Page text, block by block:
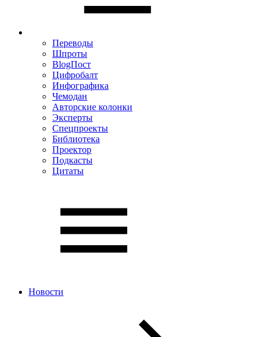
Переводы
Шпроты
BlogПост
Цифробалт
Инфографика
Чемодан
Авторские колонки
Эксперты
Спецпроекты
Библиотека
Проектор
Подкасты
Цитаты
Новости